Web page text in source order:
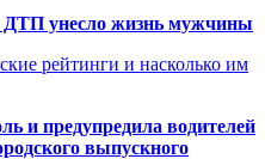
ДТП унесло жизнь мужчины
рейтинги и насколько им
и предупредила водителей
выпускного